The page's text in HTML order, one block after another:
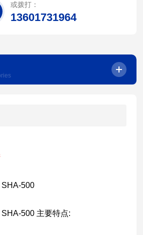
或拨打：
13601731964
500
500 主要特点: